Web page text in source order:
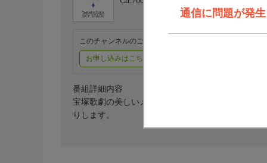
通信に問題が発
このチャンネルのご視聴には、オプションチャンネル(有
お申し込みはこちら
番組詳細内容
宝塚歌劇の美しいメロディーと歌詞をご一緒に歌
りします。